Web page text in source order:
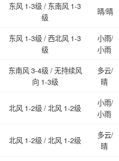
东风 1-3级 / 东南风 1-3
级
晴/晴
东风 1-3级 / 西北风 1-3
级
小雨/
小雨
东南风 3-4级 / 无持续风
向 1-3级
多云/
晴
北风 1-2级 / 北风 1-2级
小雨/
小雨
北风 1-2级 / 北风 1-2级
多云/
晴